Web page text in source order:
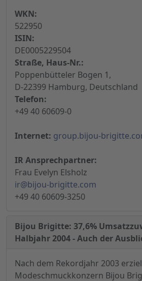
WKN:
522950
ISIN:
DE0005229504
Straße, Haus-Nr.:
Poppenbütteler Bogen 1,
D-22399 Hamburg, Deutschland
Telefon:
+49 40 60609-0
Internet: group.bijou-
IR Ansprechpartner:
Frau Evelyn Elsholz
ir@bijou-brigitte.com
+49 40 60609-3250
Bijou Brigitte: 37,6%
Halbjahr 2004 - Auch der
Nach dem Rekordjahr 2003
Modeschmuckkonzern Bijou